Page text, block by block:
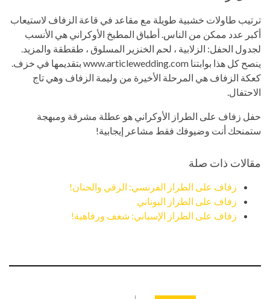
ترتيب طاولات خشبية طويلة مع مقاعد في قاعة الزفاف لاستيعاب
أكبر عدد ممكن من الناس. أطباق المطبخ الأوكراني هي الأنسب
لجدول الحفل: الزلابية ، لحم الخنزير المسلوق ، طقطقة والمزيد.
ينصح كل هذا بوابتنا www.articlewedding.com بتقديمها في خزف.
كعكة الزفاف هي المرحلة الأخيرة من وليمة الزفاف وهي تاج
الاحتفال.
حفل زفاف على الطراز الأوكراني هو عطلة مشرقة ومبهجة
ستمنحك أنت وضيوفك فقط مشاعر إيجابية!
مقالات ذات صلة
زفاف على الطراز الفرنسي: الرقي والحنان!
زفاف على الطراز اليوناني
زفاف على الطراز الإسباني: شغف ورفاهية!